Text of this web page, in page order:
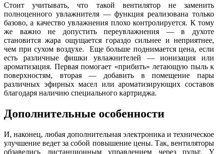
Стоит учитывать, что такой вентилятор не заменить
полноценного увлажнителя — функция реализована только
базово, а качество увлажнения плохо контролируется. К тому
же важно не допустить переувлажнения — в духоте
становится жара ощущается гораздо сильнее и неприятнее,
чем при сухом воздухе.
Еще больше поднимается цена, если
есть различные фишки увлажнителей — ионизация или
ароматизация. Первая помогает «прибить» летающую пыль к
поверхностям, вторая — добавить в помещение пары
различных эфирных масел или ароматизирующих составов
благодаря наличию специального картриджа.
Дополнительные особенности
И, наконец, любая дополнительная электроника и техническое
улучшение ведет за собой повышение цены. Так, вентиляторы
обзавелись дистанционным управлением через пульт. У